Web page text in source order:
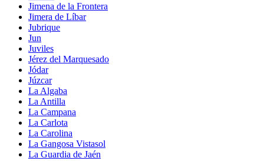
Jimena de la Frontera
Jimera de Líbar
Jubrique
Jun
Juviles
Jérez del Marquesado
Jódar
Júzcar
La Algaba
La Antilla
La Campana
La Carlota
La Carolina
La Gangosa Vistasol
La Guardia de Jaén